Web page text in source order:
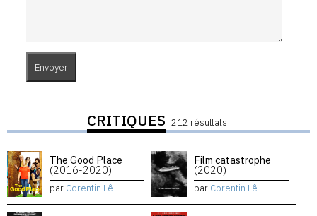
CRITIQUES 212 résultats
The Good Place
(2016-2020)
par Corentin Lê
Film catastrophe
(2020)
par Corentin Lê